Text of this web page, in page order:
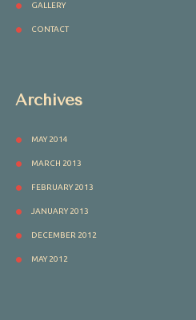
GALLERY
CONTACT
Archives
MAY 2014
MARCH 2013
FEBRUARY 2013
JANUARY 2013
DECEMBER 2012
MAY 2012